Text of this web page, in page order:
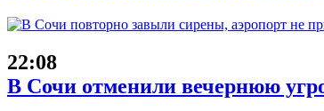
22:08
В Сочи отменили вечернюю